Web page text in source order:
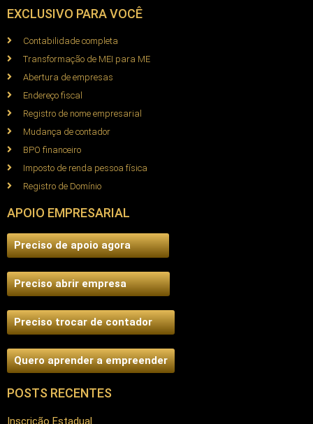
EXCLUSIVO PARA VOCÊ
Contabilidade completa
Transformação de MEI para ME
Abertura de empresas
Endereço fiscal
Registro de nome empresarial
Mudança de contador
BPO financeiro
Imposto de renda pessoa física
Registro de Domínio
APOIO EMPRESARIAL
Preciso de apoio agora
Preciso abrir empresa
Preciso trocar de contador
Quero aprender a empreender
POSTS RECENTES
Inscrição Estadual